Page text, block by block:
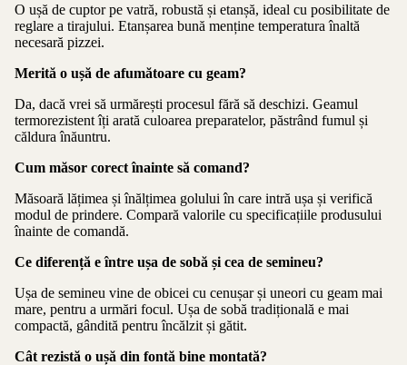
O ușă de cuptor pe vatră, robustă și etanșă, ideal cu posibilitate de
reglare a tirajului. Etanșarea bună menține temperatura înaltă
necesară pizzei.
Merită o ușă de afumătoare cu geam?
Da, dacă vrei să urmărești procesul fără să deschizi. Geamul
termorezistent îți arată culoarea preparatelor, păstrând fumul și
căldura înăuntru.
Cum măsor corect înainte să comand?
Măsoară lățimea și înălțimea golului în care intră ușa și verifică
modul de prindere. Compară valorile cu specificațiile produsului
înainte de comandă.
Ce diferență e între ușa de sobă și cea de semineu?
Ușa de semineu vine de obicei cu cenușar și uneori cu geam mai
mare, pentru a urmări focul. Ușa de sobă tradițională e mai
compactă, gândită pentru încălzit și gătit.
Cât rezistă o ușă din fontă bine montată?